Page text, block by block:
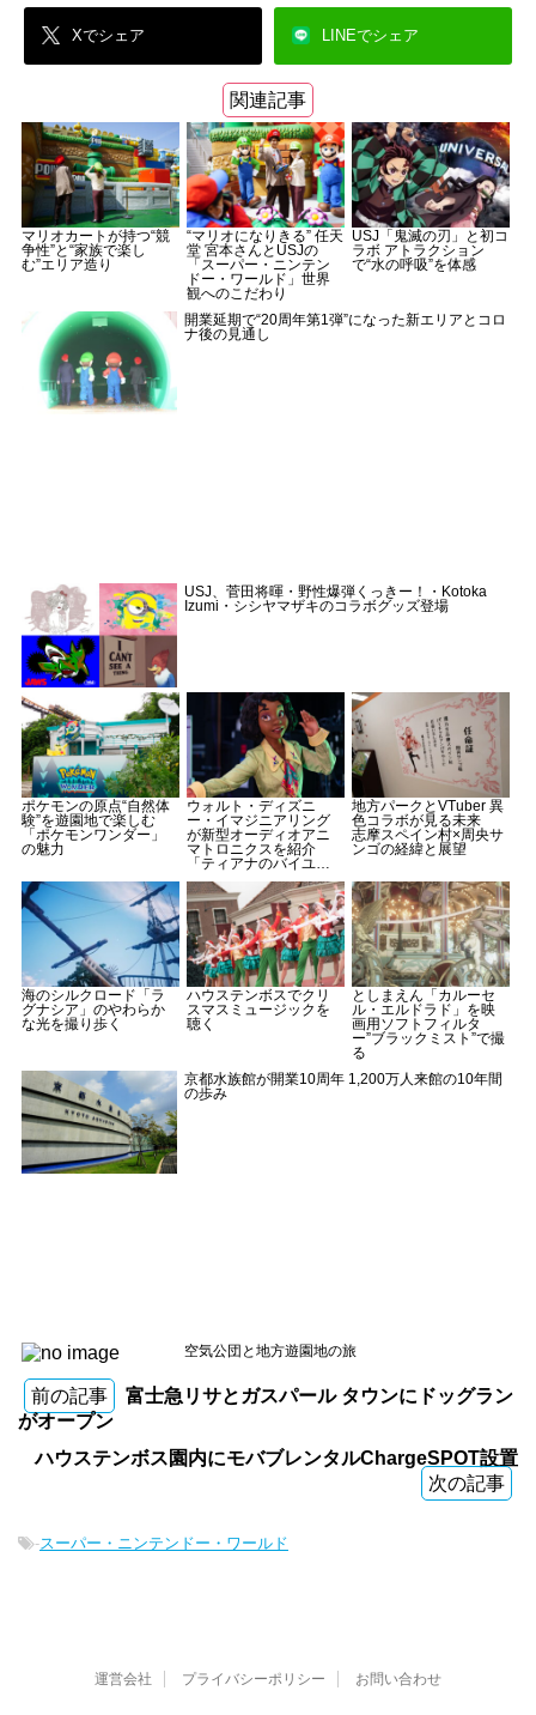
Xでシェア LINEでシェア
関連記事
マリオカートが持つ“競
争性”と“家族で楽し
む”エリア造り
“マリオになりきる” 任天
堂 宮本さんとUSJの
「スーパー・ニンテン
ドー・ワールド」世界
観へのこだわり
USJ「鬼滅の刃」と初コ
ラボ アトラクション
で“水の呼吸”を体感
開業延期で“20周年第1弾”になった新エリアとコロ
ナ後の見通し
USJ、菅田将暉・野性爆弾くっきー！・Kotoka
Izumi・シシヤマザキのコラボグッズ登場
ポケモンの原点“自然体
験”を遊園地で楽しむ
「ポケモンワンダー」
の魅力
ウォルト・ディズニ
ー・イマジニアリング
が新型オーディオアニ
マトロニクスを紹介
「ティアナのバイユ
ー・アドベンチャー」
予告動画
地方パークとVTuber 異
色コラボが見る未来
志摩スペイン村×周央サ
ンゴの経緯と展望
海のシルクロード「ラ
グナシア」のやわらか
な光を撮り歩く
ハウステンボスでクリ
スマスミュージックを
聴く
としまえん「カルーセ
ル・エルドラド」を映
画用ソフトフィルタ
ー”ブラックミスト”で撮
る
京都水族館が開業10周年 1,200万人来館の10年間
の歩み
空気公団と地方遊園地の旅
前の記事
富士急リサとガスパール タウンにドッグラン
がオープン
ハウステンボス園内にモバブレンタルChargeSPOT設置
次の記事
-スーパー・ニンテンドー・ワールド
運営会社 プライバシーポリシー お問い合わせ